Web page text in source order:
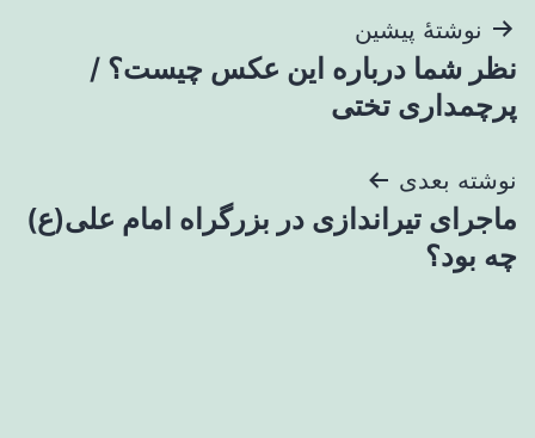
راهبری
نوشته
نوشتهٔ پیشین
نظر شما درباره این عکس چیست؟ /
پرچمداری تختی
نوشته بعدی
ماجرای تیراندازی در بزرگراه امام علی(ع)
چه بود؟